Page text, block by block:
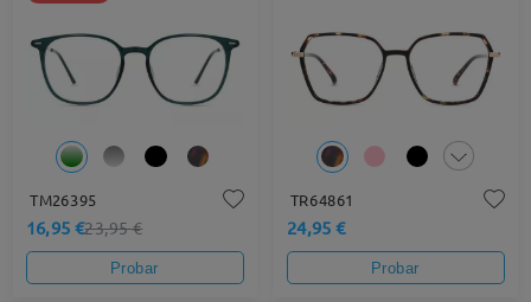
TM26395
16,95 €23,95 €
Probar
TR64861
24,95 €
Probar